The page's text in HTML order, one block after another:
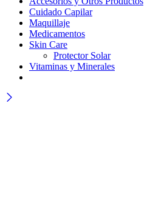
Cuidado Capilar
Maquillaje
Medicamentos
Skin Care
Protector Solar
Vitaminas y Minerales